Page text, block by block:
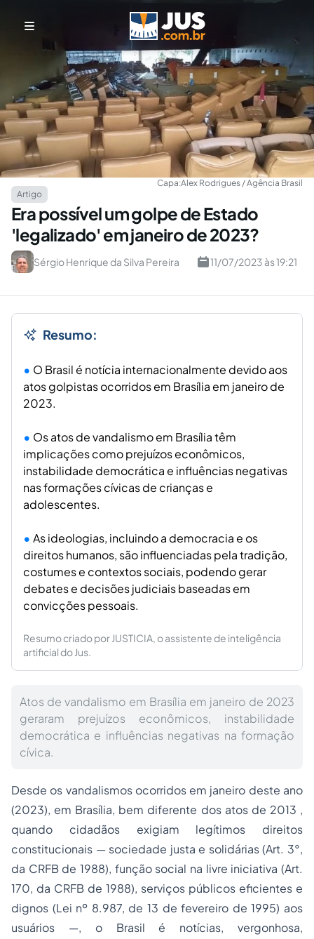
Capa:Alex Rodrigues / Agência Brasil
Artigo
Era possível um golpe de Estado
'legalizado' em janeiro de 2023?
Sérgio Henrique da Silva Pereira 11/07/2023 às 19:21
Resumo:
O Brasil é notícia internacionalmente devido aos
atos golpistas ocorridos em Brasília em janeiro de
2023.
Os atos de vandalismo em Brasília têm
implicações como prejuízos econômicos,
instabilidade democrática e influências negativas
nas formações cívicas de crianças e
adolescentes.
As ideologias, incluindo a democracia e os
direitos humanos, são influenciadas pela tradição,
costumes e contextos sociais, podendo gerar
debates e decisões judiciais baseadas em
convicções pessoais.
Resumo criado por JUSTICIA, o assistente de inteligência
artificial do Jus.
Atos de vandalismo em Brasília em janeiro de 2023
geraram prejuízos econômicos, instabilidade
democrática e influências negativas na formação
cívica.
Desde os vandalismos ocorridos em janeiro deste ano
(2023), em Brasília, bem diferente dos atos de 2013 ,
quando cidadãos exigiam legítimos direitos
constitucionais — sociedade justa e solidárias (Art. 3°,
da CRFB de 1988), função social na livre iniciativa (Art.
170, da CRFB de 1988), serviços públicos eficientes e
dignos (Lei nº 8.987, de 13 de fevereiro de 1995) aos
usuários —, o Brasil é notícias, vergonhosa,